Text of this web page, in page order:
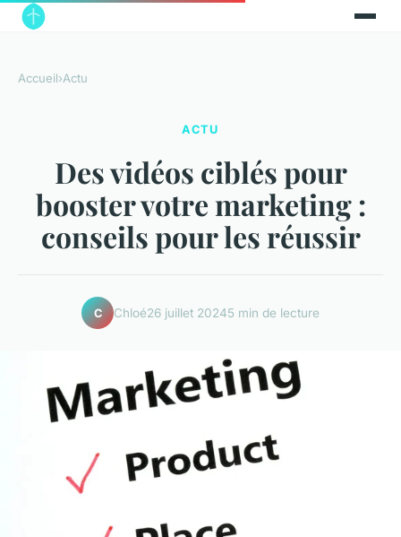
Accueil›Actu
ACTU
Des vidéos ciblés pour
booster votre marketing :
conseils pour les réussir
C Chloé26 juillet 20245 min de lecture